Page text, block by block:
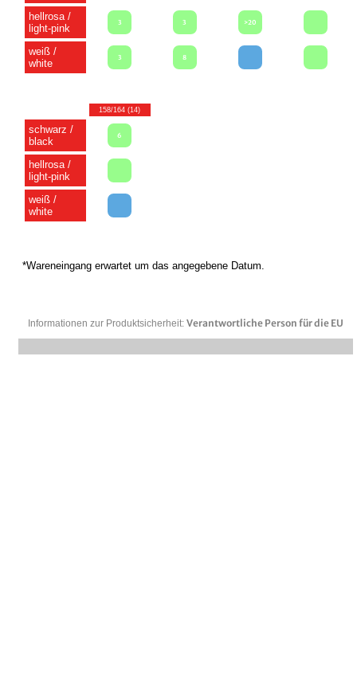
hellrosa /
light-pink
3 3 >20
weiß /
white
3 8
158/164 (14)
schwarz /
black
6
hellrosa /
light-pink
weiß /
white
*Wareneingang erwartet um das angegebene Datum.
Informationen zur Produktsicherheit: Verantwortliche Person für die EU